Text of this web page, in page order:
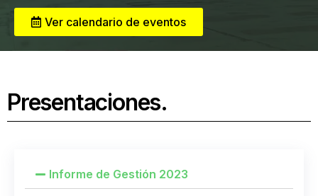
Ver calendario de eventos
Presentaciones.
Informe de Gestión 2023